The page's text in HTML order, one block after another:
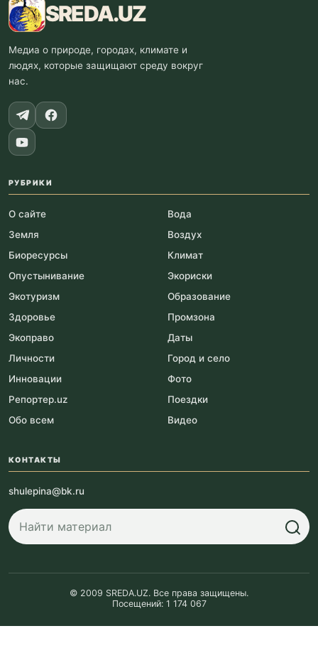
SREDA.UZ
Медиа о природе, городах, климате и
людях, которые защищают среду вокруг
нас.
РУБРИКИ
О сайте
Вода
Земля
Воздух
Биоресурсы
Климат
Опустынивание
Экориски
Экотуризм
Образование
Здоровье
Промзона
Экоправо
Даты
Личности
Город и село
Инновации
Фото
Репортер.uz
Поездки
Обо всем
Видео
КОНТАКТЫ
shulepina@bk.ru
© 2009 SREDA.UZ. Все права защищены.
Посещений: 1 174 067